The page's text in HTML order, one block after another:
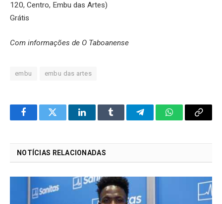
120, Centro, Embu das Artes)
Grátis
Com informações de O Taboanense
embu embu das artes
FacebookTwitter LinkedInTumblr TelegramWhatsApp
Copy
NOTÍCIAS RELACIONADAS